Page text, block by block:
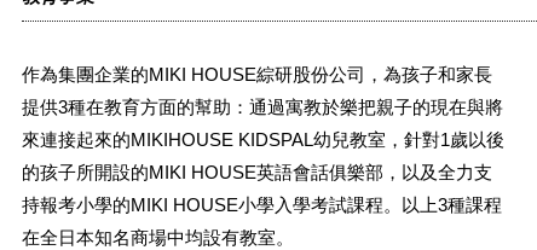
作為集團企業的MIKI HOUSE綜研股份公司，為孩子和家長
提供3種在教育方面的幫助：通過寓教於樂把親子的現在與將
來連接起來的MIKIHOUSE KIDSPAL幼兒教室，針對1歲以後
的孩子所開設的MIKI HOUSE英語會話俱樂部，以及全力支
持報考小學的MIKI HOUSE小學入學考試課程。以上3種課程
在全日本知名商場中均設有教室。